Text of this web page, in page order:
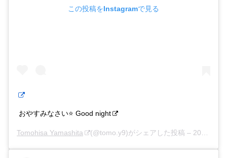
この投稿をInstagramで見る
おやすみなさい⭐ Good night
Tomohisa Yamashita (@tomo.y9)がシェアした投稿 – 2020年 2月月13日午後7時04分PST